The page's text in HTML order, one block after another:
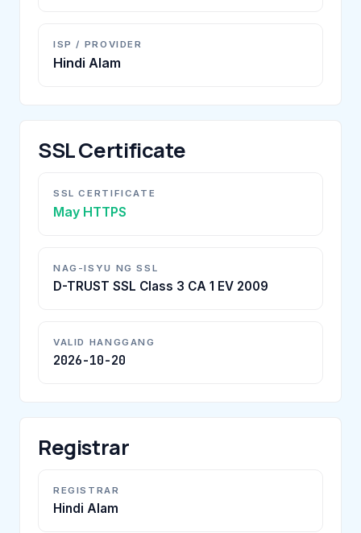
ISP / PROVIDER
Hindi Alam
SSL Certificate
SSL CERTIFICATE
May HTTPS
NAG-ISYU NG SSL
D-TRUST SSL Class 3 CA 1 EV 2009
VALID HANGGANG
2026-10-20
Registrar
REGISTRAR
Hindi Alam